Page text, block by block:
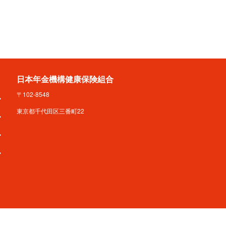
日本年金機構健康保険組合
〒102-8548
東京都千代田区三番町22